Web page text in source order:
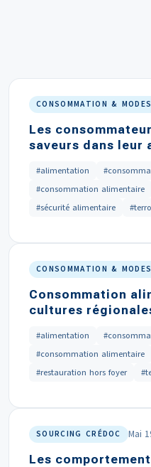
CONSOMMATION &
Les
saveurs dans leur
#alimentation
#consommation alimentaire
#sécurité alimentaire
CONSOMMATION &
Consommation
cultures
#alimentation
#consommation alimentaire
#restauration hors foyer
SOURCING CRÉDOC Mai
Les